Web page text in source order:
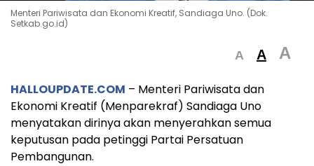
Menteri Pariwisata dan Ekonomi Kreatif, Sandiaga Uno. (Dok.
Setkab.go.id)
A A A
HALLOUPDATE.COM – Menteri Pariwisata dan
Ekonomi Kreatif (Menparekraf) Sandiaga Uno
menyatakan dirinya akan menyerahkan semua
keputusan pada petinggi Partai Persatuan
Pembangunan.